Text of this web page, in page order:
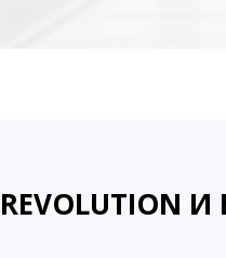
И